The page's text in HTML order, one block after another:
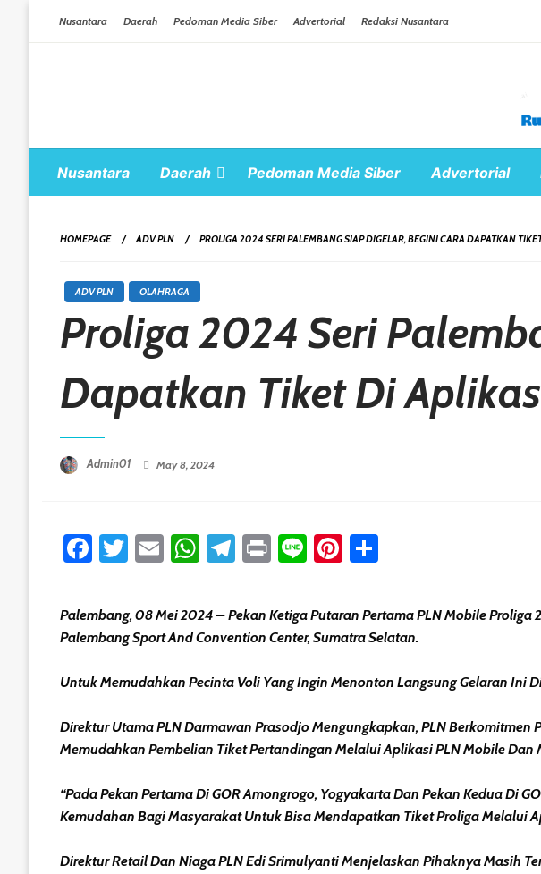
Nusantara Daerah Pedoman Media Siber Advertorial Redaksi Nusantara
Nusantara Daerah Pedoman Media Siber Advertorial
HOMEPAGE ADV PLN PROLIGA 2024 SERI PALEMBANG SIAP DIGELAR, BEGINI CARA DAPATKAN
ADV PLN OLAHRAGA
Proliga 2024 Seri
Dapatkan Tiket Di
Admin01 May 8, 2024
Facebook
Twitter
EmailWhatsApp
Telegram
PrintLinePinterest
Palembang, 08 Mei 2024 – Pekan Ketiga Putaran Pertama PLN Mobile
Palembang Sport And Convention Center, Sumatra Selatan.
Untuk Memudahkan Pecinta Voli Yang Ingin Menonton Langsung Gelaran Ini
Direktur Utama PLN Darmawan Prasodjo Mengungkapkan, PLN
Memudahkan Pembelian Tiket Pertandingan Melalui Aplikasi PLN Mobile
“Pada Pekan Pertama Di GOR Amongrogo, Yogyakarta Dan Pekan Kedua Di
Kemudahan Bagi Masyarakat Untuk Bisa Mendapatkan Tiket Proliga Melalui
Direktur Retail Dan Niaga PLN Edi Srimulyanti Menjelaskan Pihaknya Masih